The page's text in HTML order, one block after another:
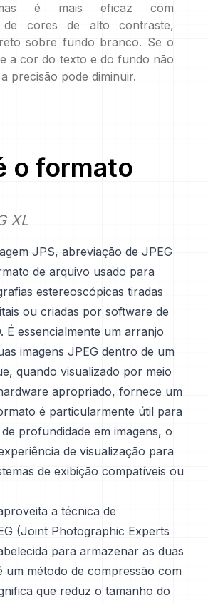
é mais eficaz com
de cores de alto contraste,
sobre fundo branco. Se o
a cor do texto e do fundo não
precisão pode diminuir.
o formato
XL
JPS, abreviação de JPEG
de arquivo usado para
estereoscópicas tiradas
ou criadas por software de
É essencialmente um arranjo
imagens JPEG dentro de um
quando visualizado por meio
apropriado, fornece um
é particularmente útil para
profundidade em imagens, o
de visualização para
de exibição compatíveis ou
a técnica de
(Joint Photographic Experts
para armazenar as duas
um método de compressão com
que reduz o tamanho do